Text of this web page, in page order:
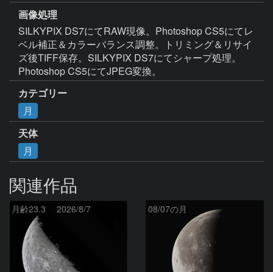
画像処理
SILKYPIX DS7にてRAW現像。Photoshop CS5にてレ
ベル補正＆カラーバランス調整。トリミング＆リサイ
ズ後TIFF保存。SILKYPIX DS7にてシャープ処理。
Photoshop CS5にてJPEG変換。
カテゴリー
月
天体
月
関連作品
月齢23.3 2026/8/7 08/07の月